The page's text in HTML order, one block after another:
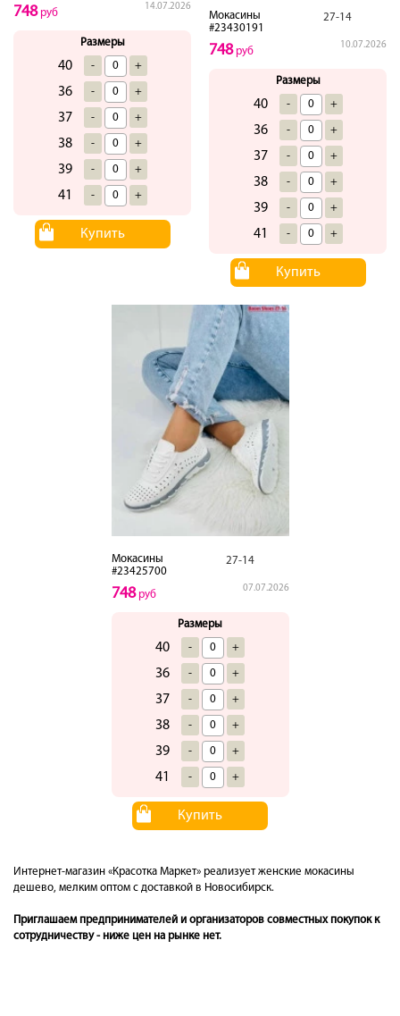
14.07.2026
748руб
Размеры
40 - +
36 - +
37 - +
38 - +
39 - +
41 - +
Купить
Мокасины
#23430191
27-14
10.07.2026
748руб
Размеры
40 - +
36 - +
37 - +
38 - +
39 - +
41 - +
Купить
Мокасины
#23425700
27-14
07.07.2026
748руб
Размеры
40 - +
36 - +
37 - +
38 - +
39 - +
41 - +
Купить
Интернет-магазин «Красотка Маркет» реализует женские мокасины
дешево, мелким оптом с доставкой в Новосибирск.
Приглашаем предпринимателей и организаторов совместных покупок к
сотрудничеству - ниже цен на рынке нет.